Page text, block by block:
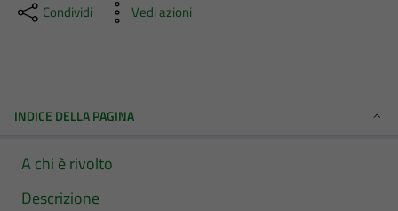
Condividi Vedi azioni
INDICE DELLA PAGINA
A chi è rivolto
Descrizione